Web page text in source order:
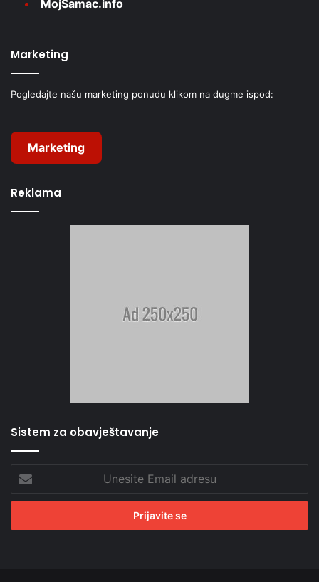
MojŠamac.info
Marketing
Pogledajte našu marketing ponudu klikom na dugme ispod:
Marketing
Reklama
Sistem za obavještavanje
Email
adresu